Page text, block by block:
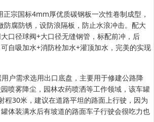
正宗国标4mm厚优质碳钢板一次性卷制成型，
防腐防锈，设防浪隔板，防止水浪冲击。配大
口径球阀+大口径无缝钢管，标配前冲，后
自吸加水+消防栓加水+灌顶加水，完美的实现
户需求选用出口底盘，主要用于修建公路降
喷雾降尘，园林农药喷洒等工作领域，该车罐
程30米，建议在道路平坦的路面上行驶，因为
体装满水后有坡道的路面车子行驶会很吃力也